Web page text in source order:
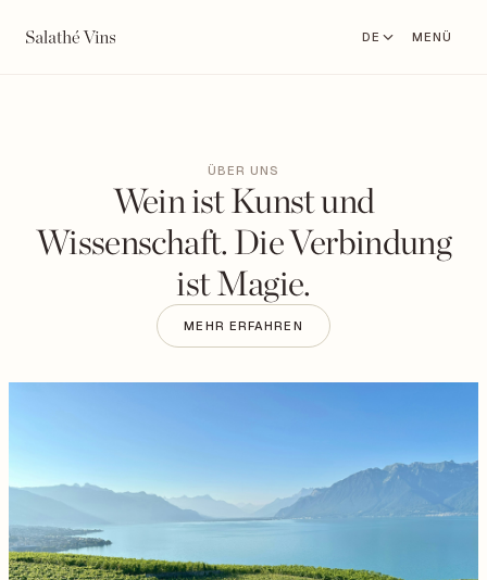
DE MENÜ
ÜBER UNS
Wein ist Kunst und
Wissenschaft. Die Verbindung
ist Magie.
MEHR ERFAHREN